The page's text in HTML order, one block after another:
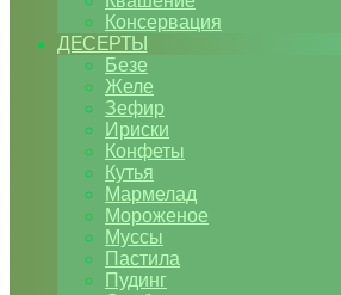
Консервация
ДЕСЕРТЫ
Безе
Желе
Зефир
Ириски
Конфеты
Кутья
Мармелад
Мороженое
Муссы
Пастила
Пудинг